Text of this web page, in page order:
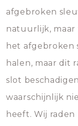
afgebroken
natuurlijk,
het
halen, maar dit
slot
waarschijnlijk
heeft. Wij